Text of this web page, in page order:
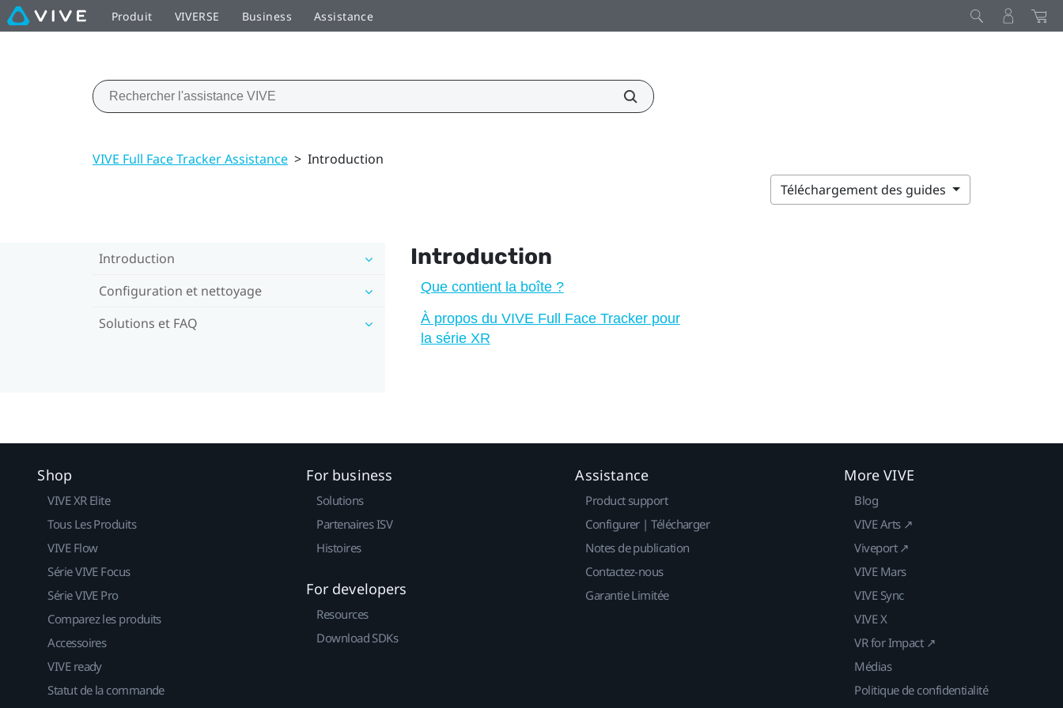
Produit VIVERSE Business Assistance
VIVE Full Face Tracker Assistance > Introduction
Téléchargement des guides
Introduction
Configuration et nettoyage
Solutions et FAQ
Introduction
Que contient la boîte ?
À propos du VIVE Full Face Tracker pour
la série XR
Shop
VIVE XR Elite
Tous Les Produits
VIVE Flow
Série VIVE Focus
Série VIVE Pro
Comparez les produits
Accessoires
VIVE ready
Statut de la commande
For business
Solutions
Partenaires ISV
Histoires
For developers
Resources
Download SDKs
Assistance
Product support
Configurer | Télécharger
Notes de publication
Contactez-nous
Garantie Limitée
More VIVE
Blog
VIVE Arts ↗
Viveport ↗
VIVE Mars
VIVE Sync
VIVE X
VR for Impact ↗
Médias
Politique de confidentialité